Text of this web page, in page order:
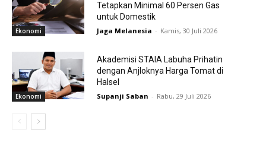
Ekonomi
Tetapkan Minimal 60 Persen Gas
untuk Domestik
Jaga Melanesia - Kamis, 30 Juli 2026
Ekonomi
Akademisi STAIA Labuha Prihatin
dengan Anjloknya Harga Tomat di
Halsel
Supanji Saban - Rabu, 29 Juli 2026